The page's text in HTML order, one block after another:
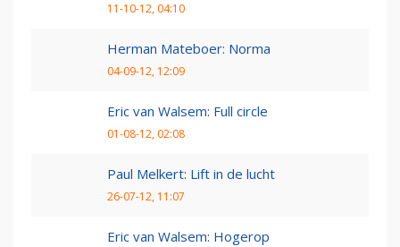
11-10-12, 04:10
Herman Mateboer: Norma
04-09-12, 12:09
Eric van Walsem: Full circle
01-08-12, 02:08
Paul Melkert: Lift in de lucht
26-07-12, 11:07
Eric van Walsem: Hogerop